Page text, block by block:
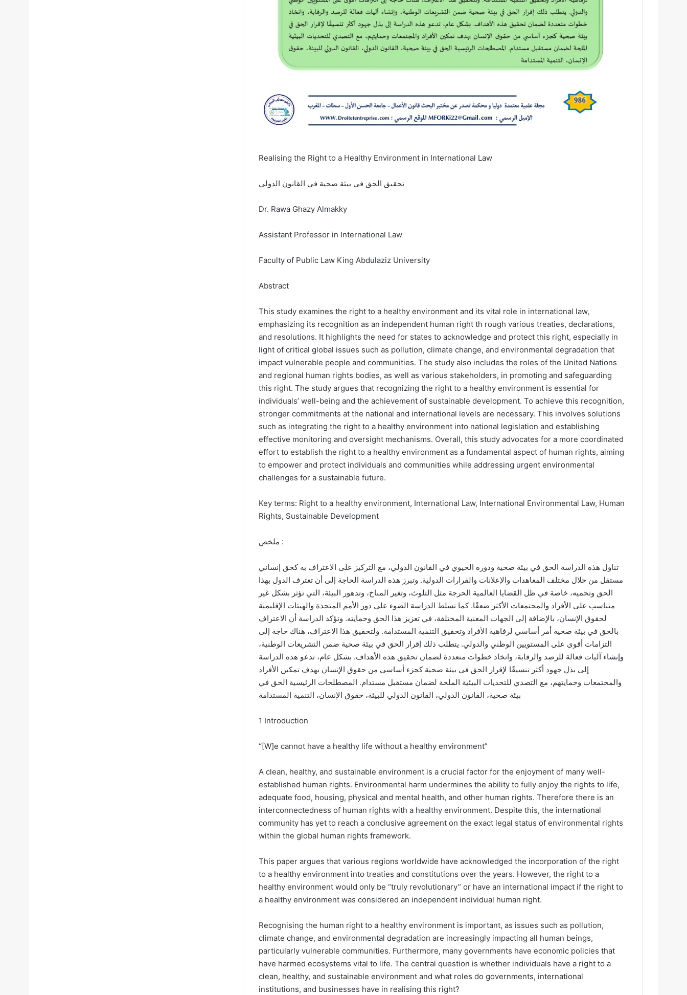
Realising the Right to a Healthy Environment in International Law
تحقيق الحق في بيئة صحية في القانون الدولي
Dr. Rawa Ghazy Almakky
Assistant Professor in International Law
Faculty of Public Law King Abdulaziz University
Abstract
This study examines the right to a healthy environment and its vital role in international law,
emphasizing its recognition as an independent human right th rough various treaties, declarations,
and resolutions. It highlights the need for states to acknowledge and protect this right, especially in
light of critical global issues such as pollution, climate change, and environmental degradation that
impact vulnerable people and communities. The study also includes the roles of the United Nations
and regional human rights bodies, as well as various stakeholders, in promoting and safeguarding
this right. The study argues that recognizing the right to a healthy environment is essential for
individuals’ well-being and the achievement of sustainable development. To achieve this recognition,
stronger commitments at the national and international levels are necessary. This involves solutions
such as integrating the right to a healthy environment into national legislation and establishing
effective monitoring and oversight mechanisms. Overall, this study advocates for a more coordinated
effort to establish the right to a healthy environment as a fundamental aspect of human rights, aiming
to empower and protect individuals and communities while addressing urgent environmental
challenges for a sustainable future.
Key terms: Right to a healthy environment, International Law, International Environmental Law, Human
Rights, Sustainable Development
ملخص :
تناول هذه الدراسة الحق في بيئة صحية ودوره الحيوي في القانون الدولي، مع التركيز على الاعتراف به كحق إنساني
مستقل من خلال مختلف المعاهدات والإعلانات والقرارات الدولية. وتبرز هذه الدراسة الحاجة إلى أن تعترف الدول بهذا
الحق وتحميه، خاصة في ظل القضايا العالمية الحرجة مثل التلوث، وتغير المناخ، وتدهور البيئة، التي تؤثر بشكل غير
متناسب على الأفراد والمجتمعات الأكثر ضعفًا. كما تسلط الدراسة الضوء على دور الأمم المتحدة والهيئات الإقليمية
لحقوق الإنسان، بالإضافة إلى الجهات المعنية المختلفة، في تعزيز هذا الحق وحمايته. وتؤكد الدراسة أن الاعتراف
بالحق في بيئة صحية أمر أساسي لرفاهية الأفراد وتحقيق التنمية المستدامة. ولتحقيق هذا الاعتراف، هناك حاجة إلى
التزامات أقوى على المستويين الوطني والدولي. يتطلب ذلك إقرار الحق في بيئة صحية ضمن التشريعات الوطنية،
وإنشاء آليات فعالة للرصد والرقابة، واتخاذ خطوات متعددة لضمان تحقيق هذه الأهداف. بشكل عام، تدعو هذه الدراسة
إلى بذل جهود أكثر تنسيقًا لإقرار الحق في بيئة صحية كجزء أساسي من حقوق الإنسان بهدف تمكين الأفراد
والمجتمعات وحمايتهم، مع التصدي للتحديات البيئية الملحة لضمان مستقبل مستدام. المصطلحات الرئيسية الحق في
بيئة صحية، القانون الدولي، القانون الدولي للبيئة، حقوق الإنسان، التنمية المستدامة
1 Introduction
“[W]e cannot have a healthy life without a healthy environment”
A clean, healthy, and sustainable environment is a crucial factor for the enjoyment of many well-
established human rights. Environmental harm undermines the ability to fully enjoy the rights to life,
adequate food, housing, physical and mental health, and other human rights. Therefore there is an
interconnectedness of human rights with a healthy environment. Despite this, the international
community has yet to reach a conclusive agreement on the exact legal status of environmental rights
within the global human rights framework.
This paper argues that various regions worldwide have acknowledged the incorporation of the right
to a healthy environment into treaties and constitutions over the years. However, the right to a
healthy environment would only be “truly revolutionary” or have an international impact if the right to
a healthy environment was considered an independent individual human right.
Recognising the human right to a healthy environment is important, as issues such as pollution,
climate change, and environmental degradation are increasingly impacting all human beings,
particularly vulnerable communities. Furthermore, many governments have economic policies that
have harmed ecosystems vital to life. The central question is whether individuals have a right to a
clean, healthy, and sustainable environment and what roles do governments, international
institutions, and businesses have in realising this right?